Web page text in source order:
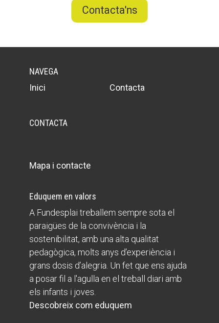
Contacta'ns
NAVEGA
Inici
Contacta
CONTACTA
Mapa i contacte
Eduquem en valors
A Fundesplai treballem sempre sota el
paraigües de la convivència i la
sostenibilitat, amb una alta qualitat
pedagògica, molts anys d’experiència i
grans dosis d’alegria. Un fet que ens ajuda
a posar fil a l'agulla en el treball diari amb
els infants i joves.
Descobreix com eduquem